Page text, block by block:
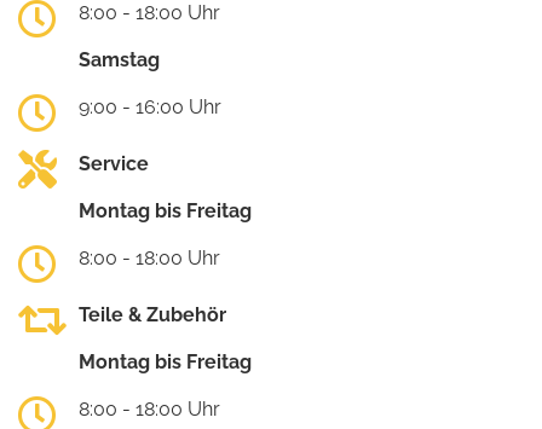
8:00 - 18:00 Uhr
Samstag
9:00 - 16:00 Uhr
Service
Montag bis Freitag
8:00 - 18:00 Uhr
Teile & Zubehör
Montag bis Freitag
8:00 - 18:00 Uhr